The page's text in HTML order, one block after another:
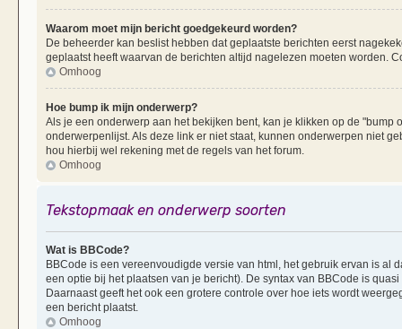
Waarom moet mijn bericht goedgekeurd worden?
De beheerder kan beslist hebben dat geplaatste berichten eerst
geplaatst heeft waarvan de berichten altijd nagelezen moeten worden.
Omhoog
Hoe bump ik mijn onderwerp?
Als je een onderwerp aan het bekijken bent, kan je klikken op de
onderwerpenlijst. Als deze link er niet staat, kunnen onderwerpen niet
hou hierbij wel rekening met de regels van het forum.
Omhoog
Tekstopmaak en onderwerp soorten
Wat is BBCode?
BBCode is een vereenvoudigde versie van html, het gebruik ervan is al
een optie bij het plaatsen van je bericht). De syntax van BBCode is
Daarnaast geeft het ook een grotere controle over hoe iets wordt
een bericht plaatst.
Omhoog